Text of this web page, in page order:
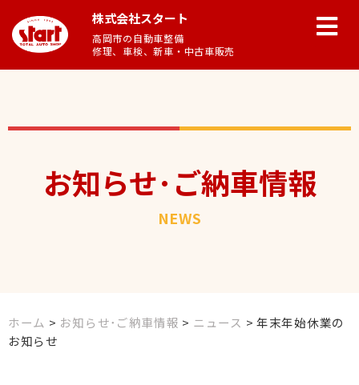
株式会社スタート
高岡市の自動車整備
修理、車検、新車・中古車販売
お知らせ･ご納車情報
NEWS
ホーム > お知らせ･ご納車情報 > ニュース >年末年始休業の
お知らせ